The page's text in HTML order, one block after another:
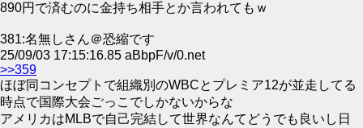
890円で済むのに金持ち相手とか言われてもｗ
381:名無しさん＠恐縮です
25/09/03 17:15:16.85 aBbpF/v/0.net
>>359
ほぼ同コンセプトで組織別のWBCとプレミア12が並走してる
時点で国際大会ごっこでしかないからな
アメリカはMLBで自己完結して世界なんてどうでも良いし日